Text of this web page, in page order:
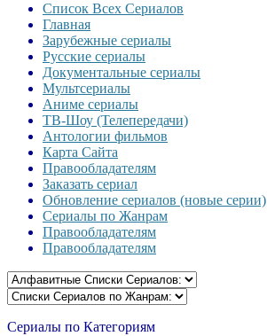
Список Всех Сериалов
Главная
Зарубежные сериалы
Русские сериалы
Документальные сериалы
Мультсериалы
Аниме сериалы
ТВ-Шоу (Телепередачи)
Антологии фильмов
Карта Сайта
Правообладателям
Заказать сериал
Обновление сериалов (новые серии)
Сериалы по Жанрам
Правообладателям
Правообладателям
Сериалы по Категориям